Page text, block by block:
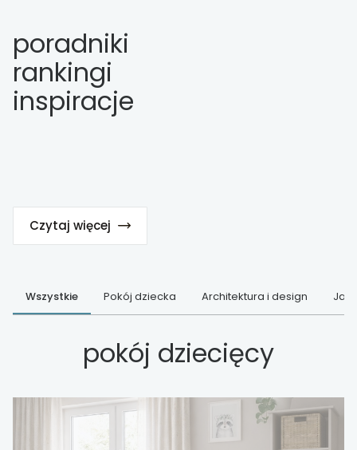
poradniki
rankingi
inspiracje
Czytaj więcej
Wszystkie Pokój dziecka Architektura i design Jak
pokój dziecięcy